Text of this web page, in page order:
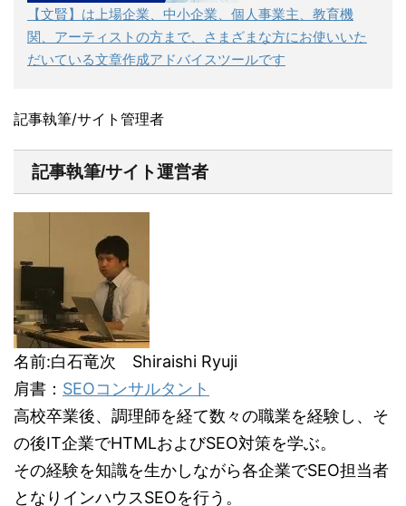
【文賢】は上場企業、中小企業、個人事業主、教育機
関、アーティストの方まで、さまざまな方にお使いいた
だいている文章作成アドバイスツールです
記事執筆/サイト管理者
記事執筆/サイト運営者
名前:白石竜次 Shiraishi Ryuji
肩書： SEOコンサルタント
高校卒業後、調理師を経て数々の職業を経験し、そ
の後IT企業でHTMLおよびSEO対策を学ぶ。
その経験を知識を生かしながら各企業でSEO担当者
となりインハウスSEOを行う。